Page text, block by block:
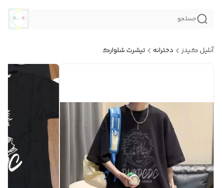
جستجو
آنلیل کیدز دخترانه تیشرت شلوارک